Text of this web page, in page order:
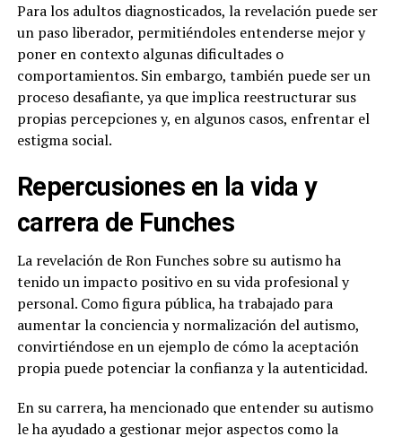
Para los adultos diagnosticados, la revelación puede ser
un paso liberador, permitiéndoles entenderse mejor y
poner en contexto algunas dificultades o
comportamientos. Sin embargo, también puede ser un
proceso desafiante, ya que implica reestructurar sus
propias percepciones y, en algunos casos, enfrentar el
estigma social.
Repercusiones en la vida y
carrera de Funches
La revelación de Ron Funches sobre su autismo ha
tenido un impacto positivo en su vida profesional y
personal. Como figura pública, ha trabajado para
aumentar la conciencia y normalización del autismo,
convirtiéndose en un ejemplo de cómo la aceptación
propia puede potenciar la confianza y la autenticidad.
En su carrera, ha mencionado que entender su autismo
le ha ayudado a gestionar mejor aspectos como la